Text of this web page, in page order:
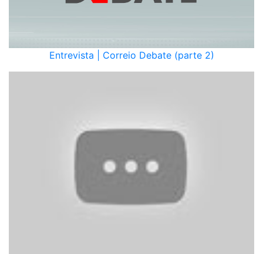
Entrevista | Correio Debate (parte 2)